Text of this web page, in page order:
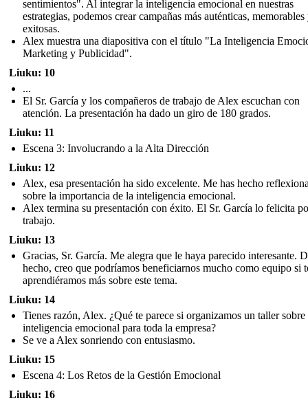
sentimientos". Al integrar la inteligencia emocional en nuestras
estrategias, podemos crear campañas más auténticas, memorables
exitosas.
Alex muestra una diapositiva con el título "La Inteligencia
Marketing y Publicidad".
Liuku: 10
...
El Sr. García y los compañeros de trabajo de Alex escuchan con
atención. La presentación ha dado un giro de 180 grados.
Liuku: 11
Escena 3: Involucrando a la Alta Dirección
Liuku: 12
Alex, esa presentación ha sido excelente. Me has hecho
sobre la importancia de la inteligencia emocional.
Alex termina su presentación con éxito. El Sr. García lo felicita
trabajo.
Liuku: 13
Gracias, Sr. García. Me alegra que le haya parecido interesante.
hecho, creo que podríamos beneficiarnos mucho como equipo si
aprendiéramos más sobre este tema.
Liuku: 14
Tienes razón, Alex. ¿Qué te parece si organizamos un taller sobre
inteligencia emocional para toda la empresa?
Se ve a Alex sonriendo con entusiasmo.
Liuku: 15
Escena 4: Los Retos de la Gestión Emocional
Liuku: 16